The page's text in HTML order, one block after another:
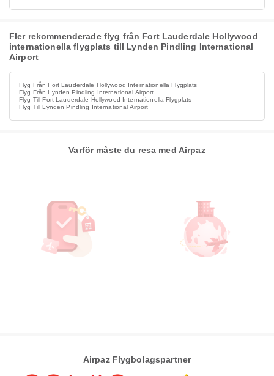
Fler rekommenderade flyg från Fort Lauderdale Hollywood
internationella flygplats till Lynden Pindling International
Airport
Flyg Från Fort Lauderdale Hollywood Internationella Flygplats
Flyg Från Lynden Pindling International Airport
Flyg Till Fort Lauderdale Hollywood Internationella Flygplats
Flyg Till Lynden Pindling International Airport
Varför måste du resa med Airpaz
Airpaz Flygbolagspartner